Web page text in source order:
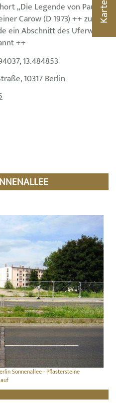
„Die Legende von Paul
Carow (D 1973) ++ zur
ein Abschnitt des Uferwegs
++
13.484853
10317 Berlin
Sonnenallee - Pflastersteine
Karte